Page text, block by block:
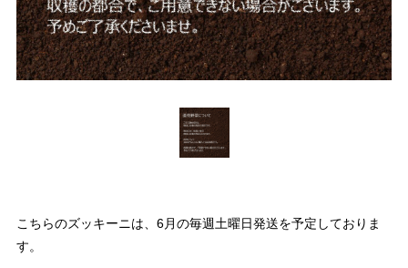
こちらのズッキーニは、6月の毎週土曜日発送を予定しておりま
す。